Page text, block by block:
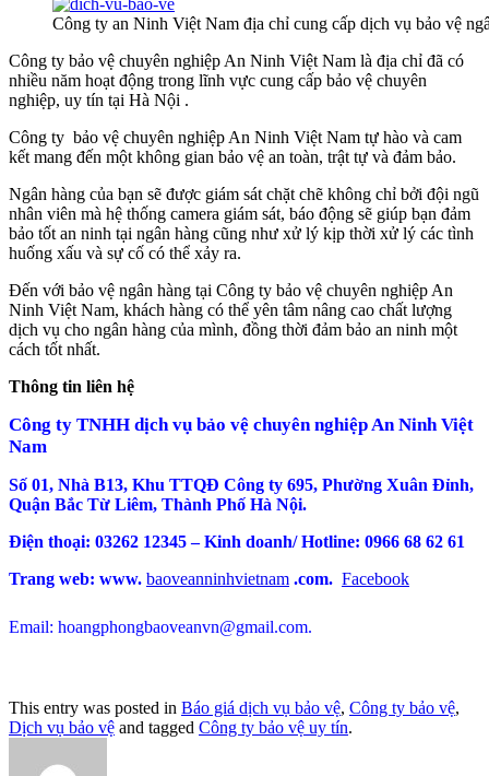
Công ty an Ninh Việt Nam địa chỉ cung cấp dịch vụ bảo vệ
Công ty bảo vệ chuyên nghiệp An Ninh Việt Nam là địa chỉ đã có
nhiều năm hoạt động trong lĩnh vực cung cấp bảo vệ chuyên
nghiệp, uy tín tại Hà Nội .
Công ty bảo vệ chuyên nghiệp An Ninh Việt Nam tự hào và cam
kết mang đến một không gian bảo vệ an toàn, trật tự và đảm bảo.
Ngân hàng của bạn sẽ được giám sát chặt chẽ không chỉ bởi đội ngũ
nhân viên mà hệ thống camera giám sát, báo động sẽ giúp bạn đảm
bảo tốt an ninh tại ngân hàng cũng như xử lý kịp thời xử lý các tình
huống xấu và sự cố có thể xảy ra.
Đến với bảo vệ ngân hàng tại Công ty bảo vệ chuyên nghiệp An
Ninh Việt Nam, khách hàng có thể yên tâm nâng cao chất lượng
dịch vụ cho ngân hàng của mình, đồng thời đảm bảo an ninh một
cách tốt nhất.
Thông tin liên hệ
Công ty TNHH dịch vụ bảo vệ chuyên nghiệp An Ninh Việt
Nam
Số 01, Nhà B13, Khu TTQĐ Công ty 695, Phường Xuân Đỉnh,
Quận Bắc Từ Liêm, Thành Phố Hà Nội.
Điện thoại: 03262 12345 – Kinh doanh/ Hotline: 0966 68 62 61
Trang web: www. baoveanninhvietnam .com. Facebook
Email: hoangphongbaoveanvn@gmail.com.
This entry was posted in Báo giá dịch vụ bảo vệ, Công ty bảo vệ,
Dịch vụ bảo vệ and tagged Công ty bảo vệ uy tín.